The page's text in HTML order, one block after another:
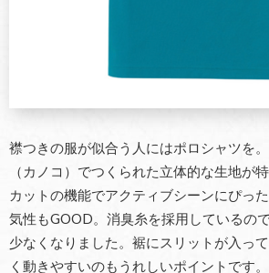
襟つきの服が似合う人にはポロシャツを
（カノコ）でつくられた立体的な生地が
カットの機能でアクティブシーンにぴっ
気性もGOOD。消臭糸を採用しているの
少なくなりました。裾にスリットが入っ
く動きやすいのもうれしいポイントです。